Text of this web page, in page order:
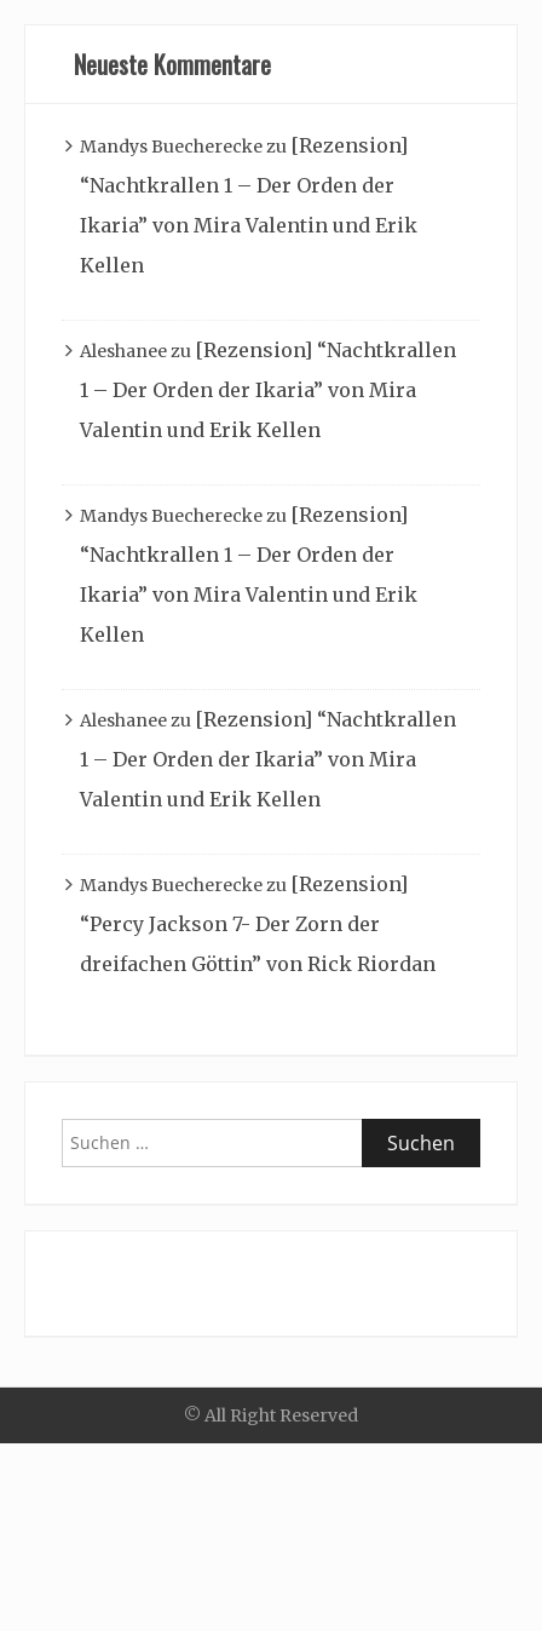
Neueste Kommentare
Mandys Buechereckezu [Rezension]
“Nachtkrallen 1 – Der Orden der
Ikaria” von Mira Valentin und Erik
Kellen
Aleshaneezu [Rezension] “Nachtkrallen
1 – Der Orden der Ikaria” von Mira
Valentin und Erik Kellen
Mandys Buechereckezu [Rezension]
“Nachtkrallen 1 – Der Orden der
Ikaria” von Mira Valentin und Erik
Kellen
Aleshaneezu [Rezension] “Nachtkrallen
1 – Der Orden der Ikaria” von Mira
Valentin und Erik Kellen
Mandys Buechereckezu [Rezension]
“Percy Jackson 7- Der Zorn der
dreifachen Göttin” von Rick Riordan
Suchen
nach:
© All Right Reserved